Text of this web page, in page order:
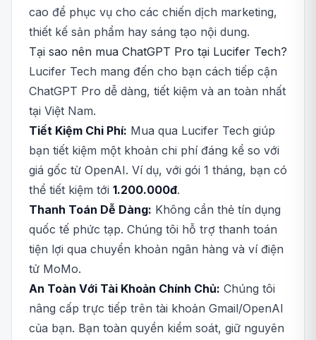
cao để phục vụ cho các chiến dịch marketing,
thiết kế sản phẩm hay sáng tạo nội dung.
Tại sao nên mua ChatGPT Pro tại Lucifer Tech?
Lucifer Tech mang đến cho bạn cách tiếp cận
ChatGPT Pro dễ dàng, tiết kiệm và an toàn nhất
tại Việt Nam.
Tiết Kiệm Chi Phí: Mua qua Lucifer Tech giúp
bạn tiết kiệm một khoản chi phí đáng kể so với
giá gốc từ OpenAI. Ví dụ, với gói 1 tháng, bạn có
thể tiết kiệm tới 1.200.000đ.
Thanh Toán Dễ Dàng: Không cần thẻ tín dụng
quốc tế phức tạp. Chúng tôi hỗ trợ thanh toán
tiện lợi qua chuyển khoản ngân hàng và ví điện
tử MoMo.
An Toàn Với Tài Khoản Chính Chủ: Chúng tôi
nâng cấp trực tiếp trên tài khoản Gmail/OpenAI
của bạn. Bạn toàn quyền kiểm soát, giữ nguyên